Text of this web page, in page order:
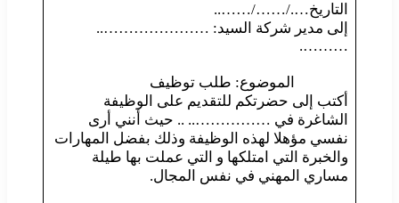
التاريخ…./……/……..
إلى مدير شركة السيد: …………………..
……….
الموضوع: طلب توظيف
أكتب إلى حضرتكم للتقديم على الوظيفة
الشاغرة في …………….. .. حيث أنني أرى
نفسي مؤهلا لهذه الوظيفة وذلك بفضل المهارات
والخبرة التي امتلكها و التي عملت بها طيلة
مساري المهني في نفس المجال.